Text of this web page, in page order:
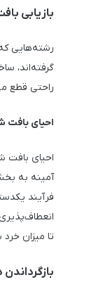
بازیابی
رشته‌هایی
گرفته‌اند،
راحتی قطع
احیای
احیای بافت
آمینه به
فرآیند
تا میزان